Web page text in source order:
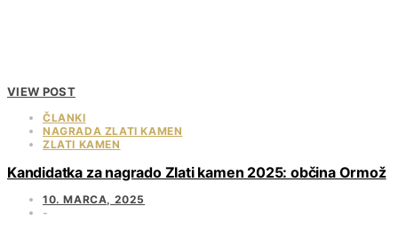
VIEW POST
ČLANKI
NAGRADA ZLATI KAMEN
ZLATI KAMEN
Kandidatka za nagrado Zlati kamen 2025: občina Ormož
10. MARCA, 2025